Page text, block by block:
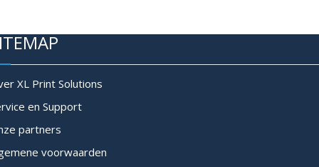
XL Print Solutions
en Support
partners
voorwaarden